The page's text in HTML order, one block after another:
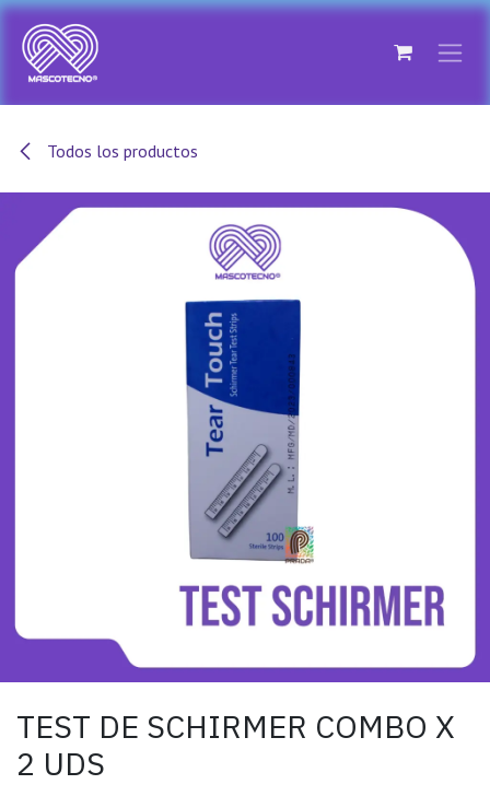
Ir al contenido
Todos los productos
TEST DE SCHIRMER COMBO X
2 UDS